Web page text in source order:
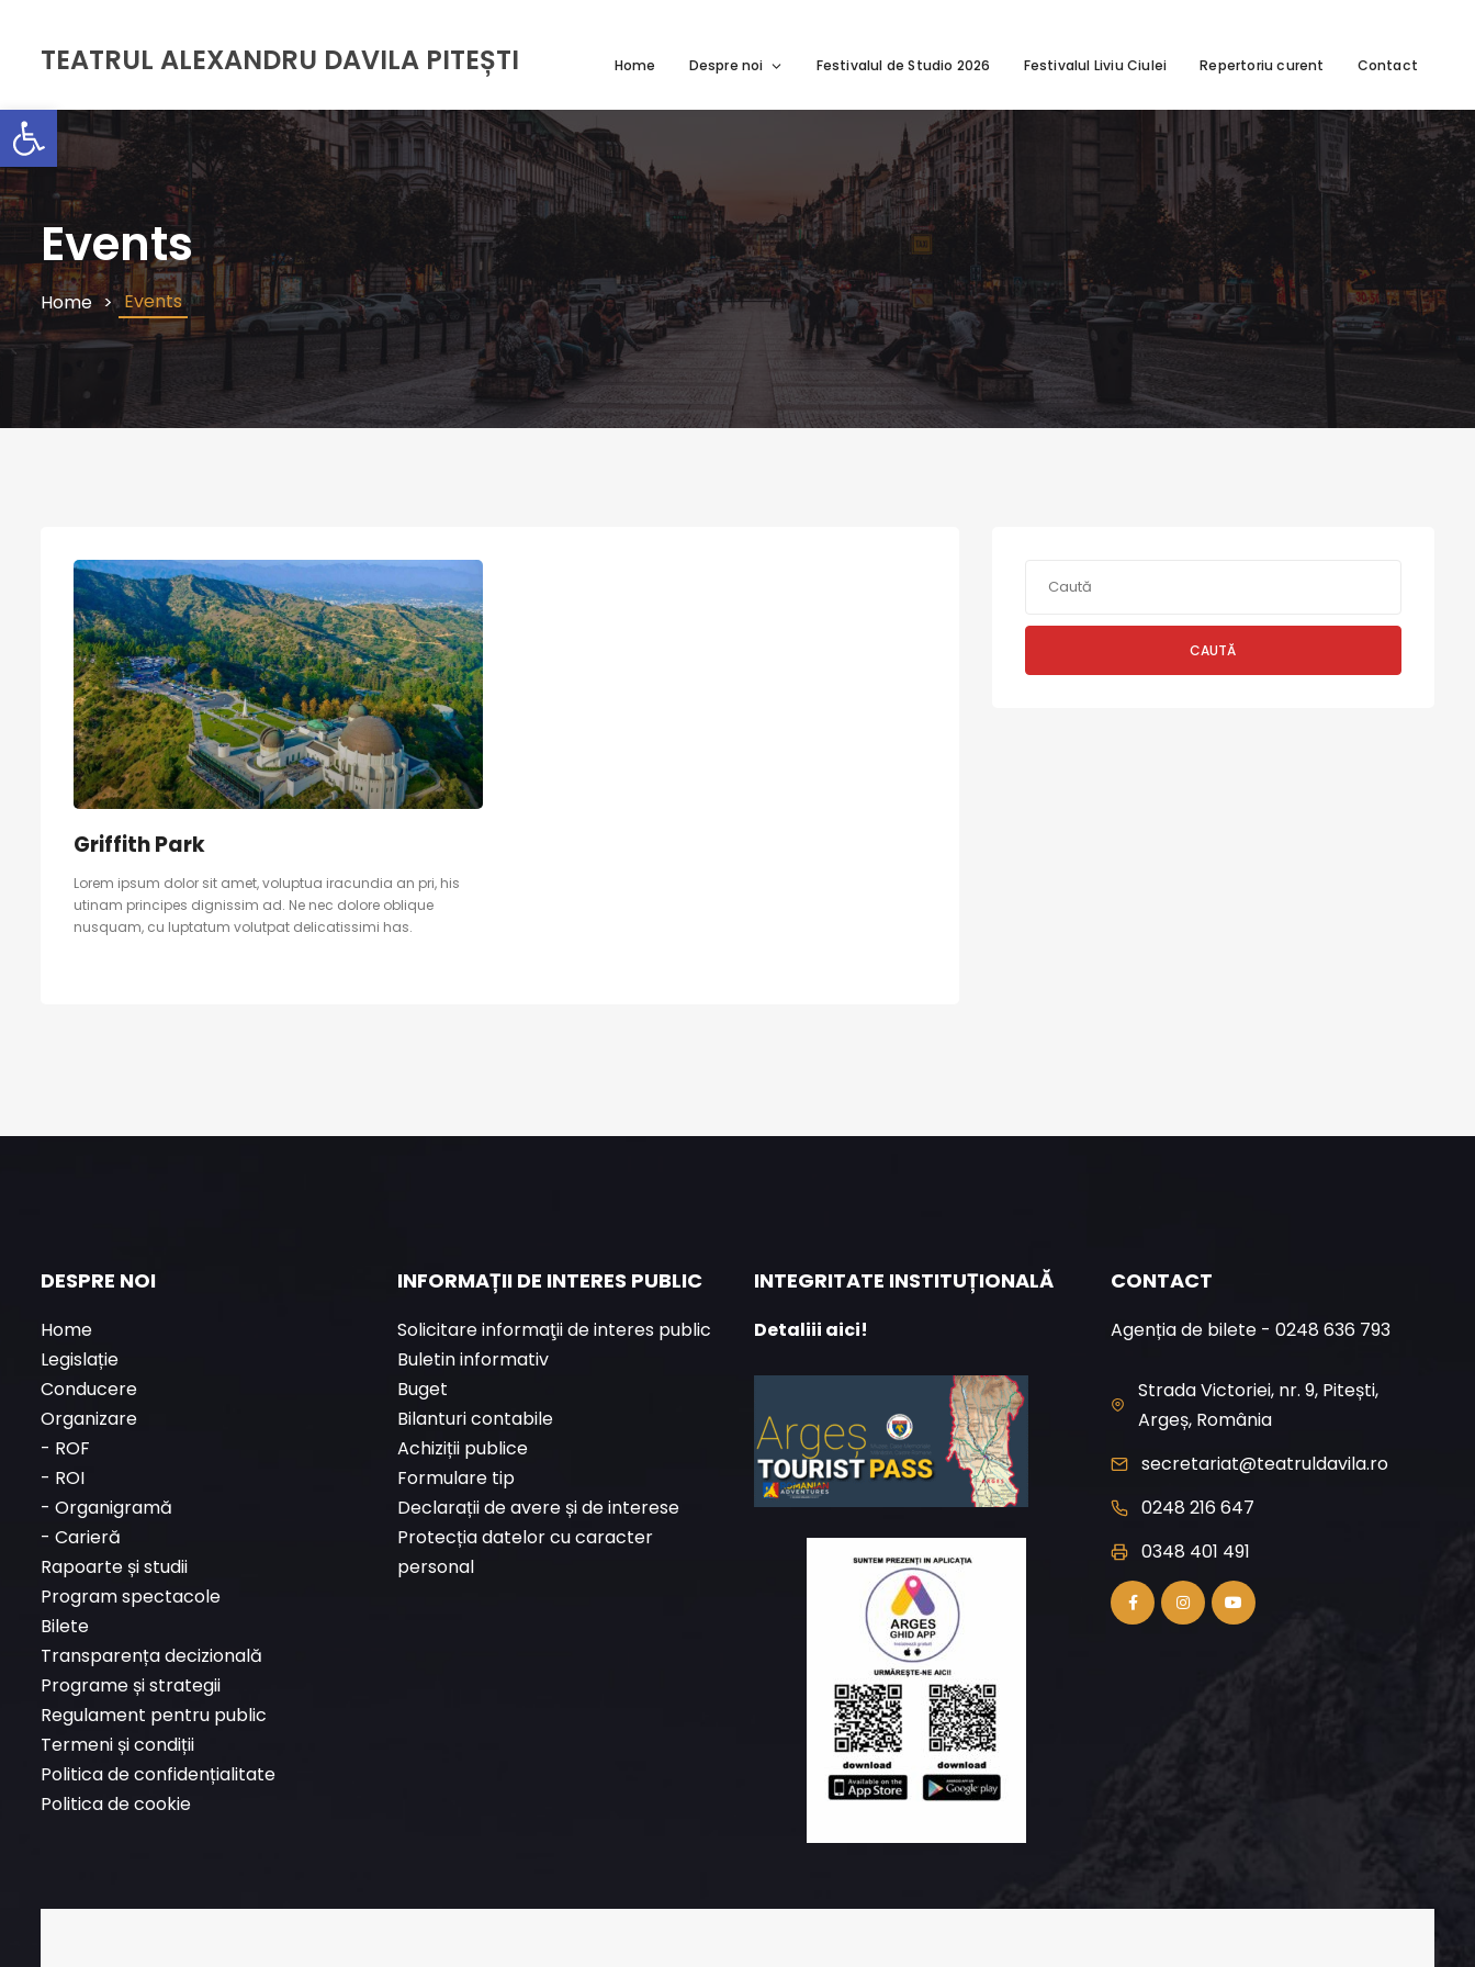
Deschide bara de unelte
TEATRUL ALEXANDRU DAVILA PITEȘTI Home Despre noi Festivalul de Studio 2026 Festivalul Liviu Ciulei Repertoriu curent Contact
Events
Home Events
Griffith Park
Lorem ipsum dolor sit amet, voluptua iracundia an pri, his
utinam principes dignissim ad. Ne nec dolore oblique
nusquam, cu luptatum volutpat delicatissimi has.
CAUTĂ
DESPRE NOI
Home
Legislație
Conducere
Organizare
- ROF
- ROI
- Organigramă
- Carieră
Rapoarte și studii
Program spectacole
Bilete
Transparența decizională
Programe și strategii
Regulament pentru public
Termeni și condiții
Politica de confidențialitate
Politica de cookie
INFORMAȚII DE INTERES PUBLIC
Solicitare informaţii de interes public
Buletin informativ
Buget
Bilanturi contabile
Achiziții publice
Formulare tip
Declarații de avere și de interese
Protecția datelor cu caracter
personal
INTEGRITATE INSTITUȚIONALĂ
Detaliii aici!
CONTACT
Agenția de bilete - 0248 636 793
Strada Victoriei, nr. 9, Pitești,
Argeș, România
secretariat@teatruldavila.ro
0248 216 647
0348 401 491